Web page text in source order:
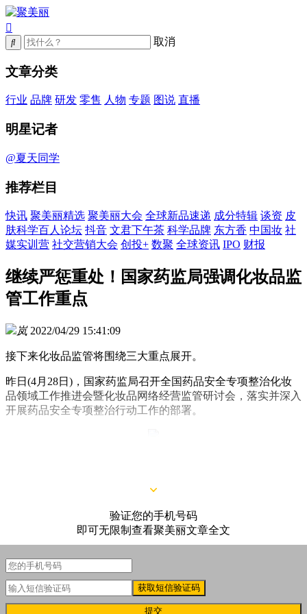
取消
文章分类
行业 品牌 研发 零售 人物 专题 图说 直播
明星记者
@夏天同学
推荐栏目
快讯 聚美丽精选 聚美丽大会 全球新品速递 成分特辑 谈资 皮
肤科学百人论坛 抖音 文君下午茶 科学品牌 东方香 中国妆 社
媒实训营 社交营销大会 创投+ 数聚 全球资讯 IPO 财报
继续严惩重处！国家药监局强调化妆品监
管工作重点
岚 2022/04/29 15:41:09
接下来化妆品监管将围绕三大重点展开。
昨日(4月28日)，国家药监局召开全国药品安全专项整治化妆
品领域工作推进会暨化妆品网络经营监管研讨会，落实并深入
开展药品安全专项整治行动工作的部署。
验证您的手机号码
即可无限制查看聚美丽文章全文
获取短信验证码
提交